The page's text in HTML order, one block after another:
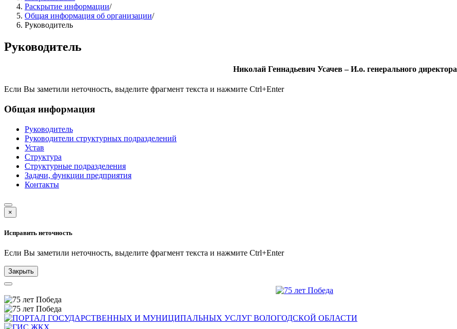
Раскрытие информации/
Общая информация об организации/
Руководитель
Руководитель
Николай Геннадьевич Усачев – И.о. генерального директора
Если Вы заметили неточность, выделите фрагмент текста и нажмите Ctrl+Enter
Общая информация
Руководитель
Руководители структурных подразделений
Устав
Структура
Структурные подразделения
Задачи, функции предприятия
Контакты
×
Исправить неточность
Если Вы заметили неточность, выделите фрагмент текста и нажмите Ctrl+Enter
Закрыть